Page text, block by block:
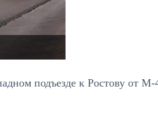
подъезде к Ростову от М-